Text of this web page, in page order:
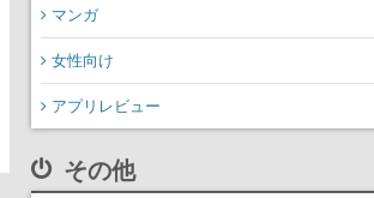
マンガ
女性向け
アプリレビュー
その他